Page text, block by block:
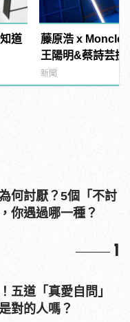
道
藤原浩 x Moncler
王陽明&蔡詩芸搶
新聞
何討厭？5個「不討
你遇過哪一種？
1
五道「真愛自問」
對的人嗎？